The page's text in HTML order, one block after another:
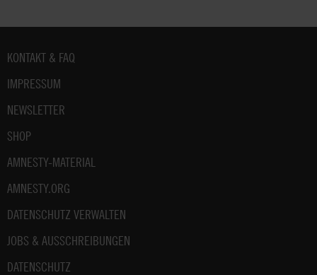
Fußbereich
KONTAKT & FAQ
IMPRESSUM
NEWSLETTER
SHOP
AMNESTY-MATERIAL
AMNESTY.ORG
DATENSCHUTZ VERWALTEN
JOBS & AUSSCHREIBUNGEN
DATENSCHUTZ